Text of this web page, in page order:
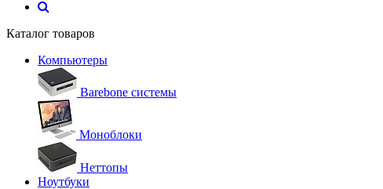
Каталог товаров
Компьютеры
Barebone системы
Моноблоки
Неттопы
Ноутбуки